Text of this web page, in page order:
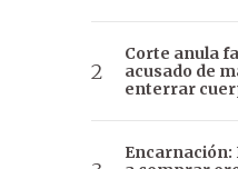
Corte anula
acusado de
enterrar
Encarnación: